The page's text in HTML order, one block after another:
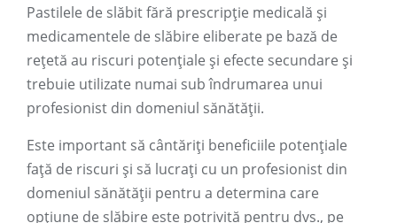
Pastilele de slăbit fără prescripție medicală și
medicamentele de slăbire eliberate pe bază de
rețetă au riscuri potențiale și efecte secundare și
trebuie utilizate numai sub îndrumarea unui
profesionist din domeniul sănătății.
Este important să cântăriți beneficiile potențiale
față de riscuri și să lucrați cu un profesionist din
domeniul sănătății pentru a determina care
opțiune de slăbire este potrivită pentru dvs., pe